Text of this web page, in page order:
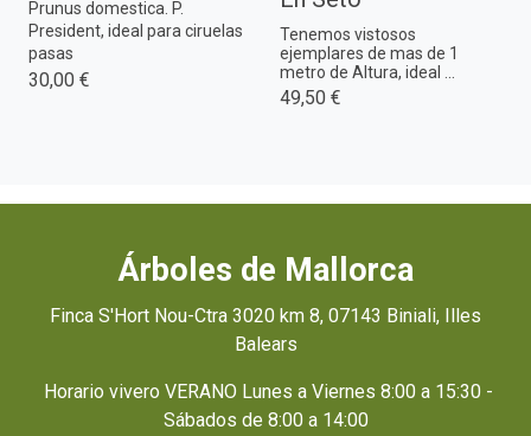
Prunus domestica. P.
President, ideal para ciruelas
pasas
30,00 €
Tenemos vistosos
ejemplares de mas de 1
metro de Altura, ideal ...
49,50 €
Árboles de Mallorca
Finca S'Hort Nou-Ctra 3020 km 8, 07143 Biniali, Illes
Balears
Horario vivero VERANO Lunes a Viernes 8:00 a 15:30 -
Sábados de 8:00 a 14:00